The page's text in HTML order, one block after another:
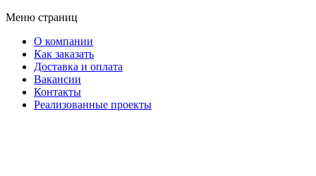
Меню страниц
О компании
Как заказать
Доставка и оплата
Вакансии
Контакты
Реализованные проекты